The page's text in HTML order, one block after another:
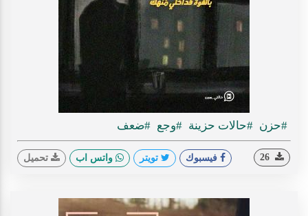
#حزن #حالات حزينة #وجع #ضعف
فيسبوك تويتر واتس اب تحميل